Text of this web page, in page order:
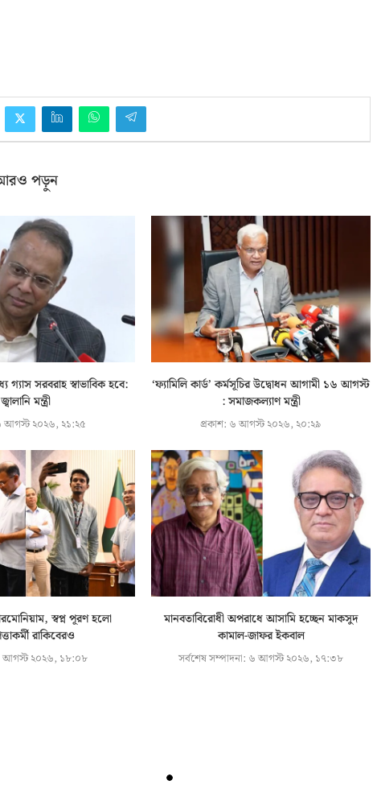
পড়ুন
গ্যাস সরবরাহ স্বাভাবিক হবে:
জ্বালানি মন্ত্রী
আগস্ট ২০২৬, ২১:২৫
‘ফ্যামিলি কার্ড’ কর্মসূচির উদ্বোধন আগামী ১৬ আগস্ট
: সমাজকল্যাণ মন্ত্রী
প্রকাশ: ৬ আগস্ট ২০২৬, ২০:২৯
স্বপ্ন পূরণ হলো
রাকিবেরও
২০২৬, ১৮:০৮
মানবতাবিরোধী অপরাধে আসামি হচ্ছেন মাকসুদ
কামাল-জাফর ইকবাল
সর্বশেষ সম্পাদনা: ৬ আগস্ট ২০২৬, ১৭:৩৮